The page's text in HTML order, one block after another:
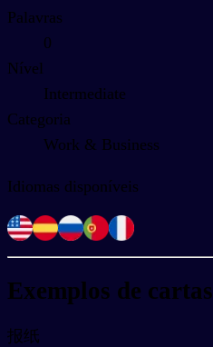
Palavras
0
Nível
Intermediate
Categoria
Work & Business
Idiomas disponíveis
Exemplos de cartas
报纸